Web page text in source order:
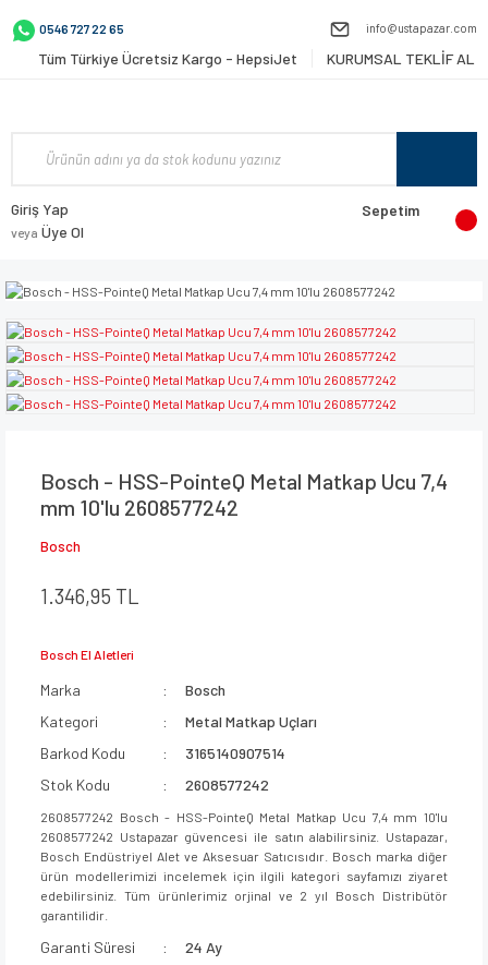
0546 727 22 65 info@ustapazar.com
Tüm Türkiye Ücretsiz Kargo - HepsiJet KURUMSAL TEKLİF AL
Giriş Yap
veya Üye Ol
Sepetim
Bosch - HSS-PointeQ Metal Matkap Ucu 7,4
mm 10'lu 2608577242
Bosch
1.346,95 TL
Bosch El Aletleri
Marka
Bosch
Kategori
Metal Matkap Uçları
Barkod Kodu
3165140907514
Stok Kodu
2608577242
2608577242 Bosch - HSS-PointeQ Metal Matkap Ucu 7,4 mm 10'lu
2608577242 Ustapazar güvencesi ile satın alabilirsiniz. Ustapazar,
Bosch Endüstriyel Alet ve Aksesuar Satıcısıdır. Bosch marka diğer
ürün modellerimizi incelemek için ilgili kategori sayfamızı ziyaret
edebilirsiniz. Tüm ürünlerimiz orjinal ve 2 yıl Bosch Distribütör
garantilidir.
Garanti Süresi
24 Ay